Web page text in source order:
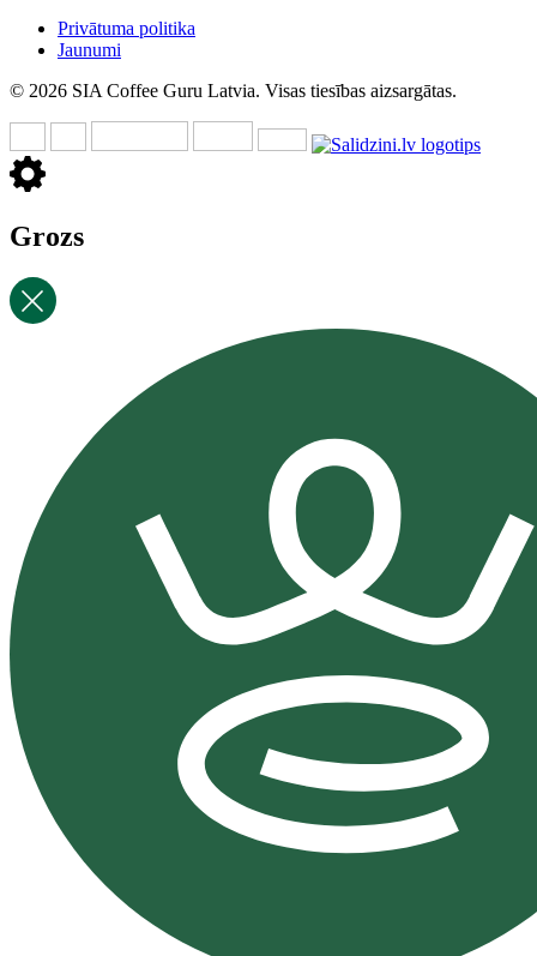
Privātuma politika
Jaunumi
© 2026 SIA Coffee Guru Latvia. Visas tiesības aizsargātas.
Grozs